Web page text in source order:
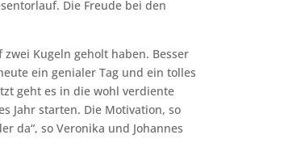
Die Freude bei den
Kugeln geholt haben. Besser
ein genialer Tag und ein tolles
geht es in die wohl verdiente
Jahr starten. Die Motivation, so
da“, so Veronika und Johannes